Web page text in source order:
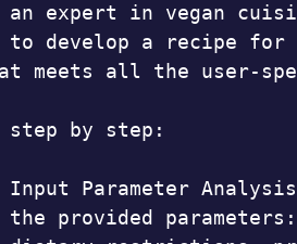
an expert in vegan
develop a recipe for
meets all the user-
step by step:
Parameter
the provided